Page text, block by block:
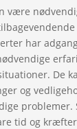
være
har
De
og
problemer.
tid og